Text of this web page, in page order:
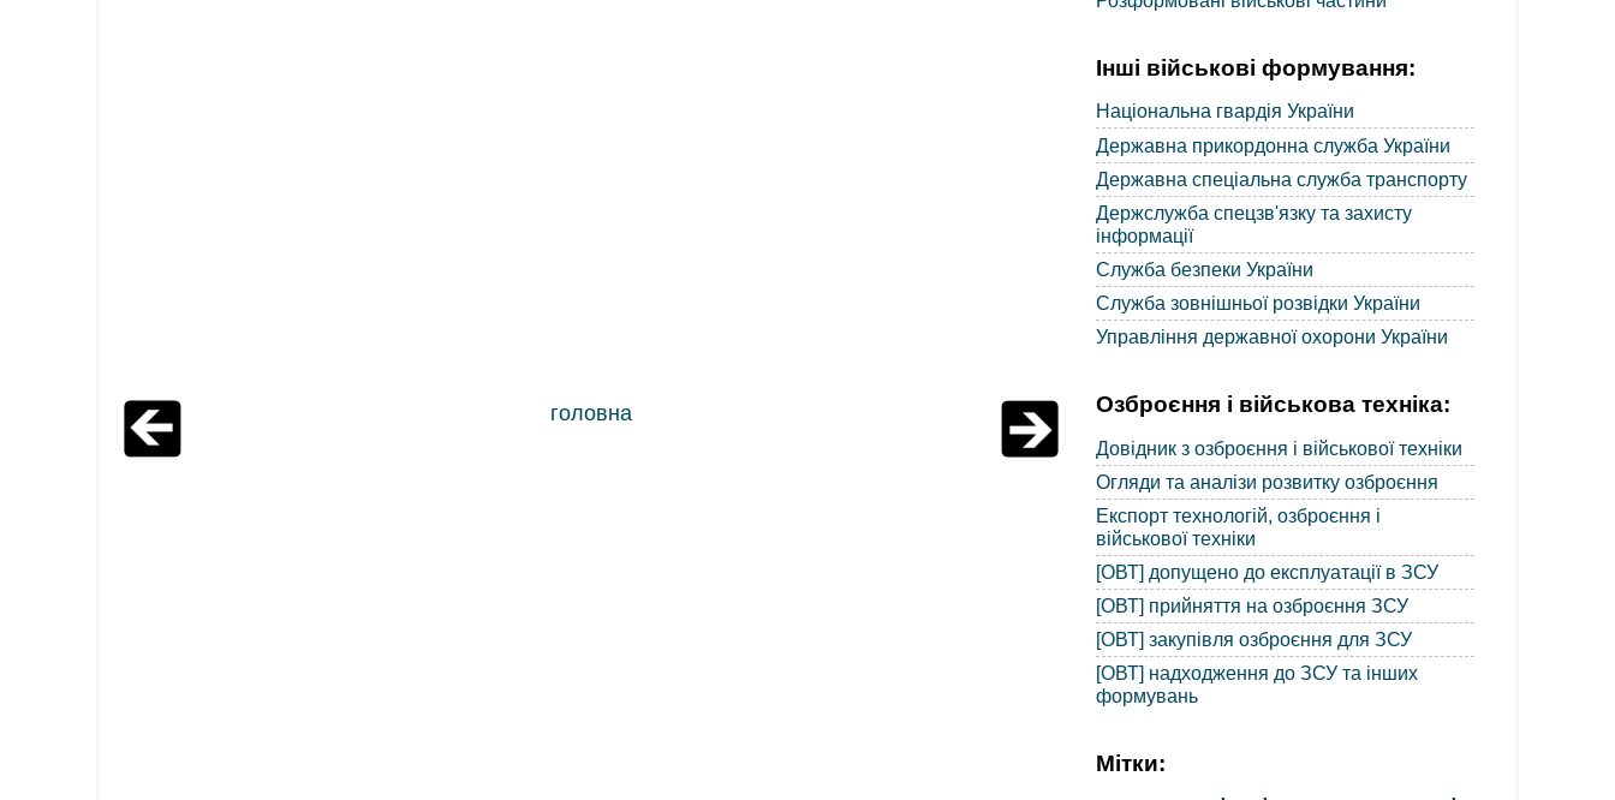
головна
Інші військові формування:
Національна гвардія України
Державна прикордонна служба України
Державна спеціальна служба транспорту
Держслужба спецзв'язку та захисту
інформації
Служба безпеки України
Служба зовнішньої розвідки України
Управління державної охорони України
Озброєння і військова техніка:
Довідник з озброєння і військової техніки
Огляди та аналізи розвитку озброєння
Експорт технологій, озброєння і
військової техніки
[ОВТ] допущено до експлуатації в ЗСУ
[ОВТ] прийняття на озброєння ЗСУ
[ОВТ] закупівля озброєння для ЗСУ
[ОВТ] надходження до ЗСУ та інших
формувань
Мітки: